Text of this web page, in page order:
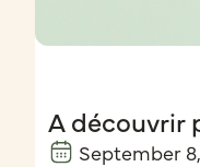
A découvrir
September